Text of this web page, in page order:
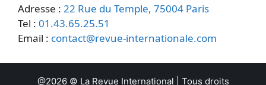
Adresse : 22 Rue du Temple, 75004 Paris
Tel : 01.43.65.25.51
Email : contact@revue-internationale.com
@2026 © La Revue International | Tous droits